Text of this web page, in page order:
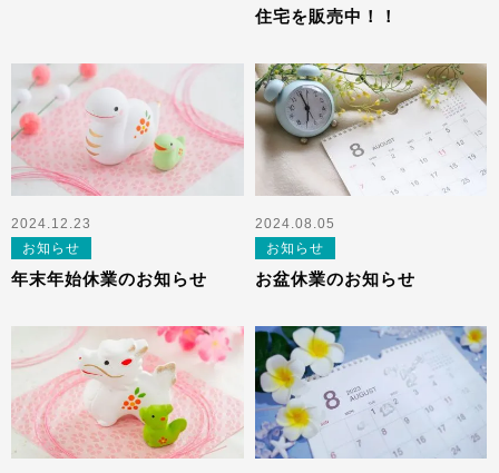
住宅を販売中！！
2024.12.23
お知らせ
年末年始休業のお知らせ
2024.08.05
お知らせ
お盆休業のお知らせ